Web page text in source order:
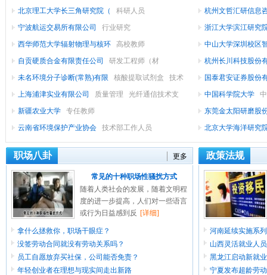
研发助理（
北京理工大学长三角研究院（ 科研人员
杭州文哲汇研信息
长
宁波航运交易所有限公司 行业研究
浙江大学滨江研究
西华师范大学辐射物理与核环
高校教师
中山大学深圳校区
自贡硬质合金有限责任公司
研发工程师（材
杭州长川科技股份
未名环境分子诊断(常熟)有限
核酸提取试剂盒
技术
服务工程师
国泰君安证券股份
究员
上海浦津实业有限公司 质量管理 光纤通信技术支 中国科学院大学
新疆农业大学
专任教师
东莞金太阳研磨股
工程师
云南省环境保护产业协会 技术部工作人员
北京大学海洋研究
研
职场八卦 更多
常见的十种职场性骚扰方式
随着人类社会的发展，随着文明程
度的进一步提高，人们对一些语言
或行为日益感到反 [详细]
拿什么拯救你，职场干眼症？
没签劳动合同就没有劳动关系吗？
员工自愿放弃买社保，公司能否免责？
年轻创业者在理想与现实间走出新路
政策法规
河南延续实施系
山西灵活就业人
黑龙江启动新就
宁夏发布超龄劳